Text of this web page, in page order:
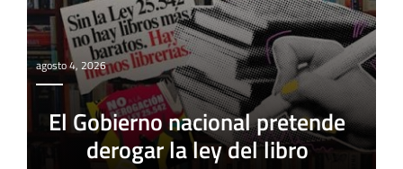
agosto 4, 2026
El Gobierno nacional pretende
derogar la ley del libro